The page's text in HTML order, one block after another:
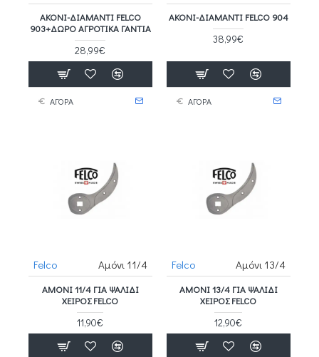
ΑΚΌΝΙ-ΔΙΑΜΆΝΤΙ FELCO
903+ΔΩΡΟ ΑΓΡΟΤΙΚΑ ΓΑΝΤΙΑ
28,99€
ΑΓΟΡΑ
ΑΚΌΝΙ-ΔΙΑΜΆΝΤΙ FELCO 904
38,99€
ΑΓΟΡΑ
Felco Αμόνι 11/4
ΑΜΌΝΙ 11/4 ΓΙΑ ΨΑΛΊΔΙ
ΧΕΙΡΌΣ FELCO
11,90€
Felco Αμόνι 13/4
ΑΜΌΝΙ 13/4 ΓΙΑ ΨΑΛΊΔΙ
ΧΕΙΡΌΣ FELCO
12,90€